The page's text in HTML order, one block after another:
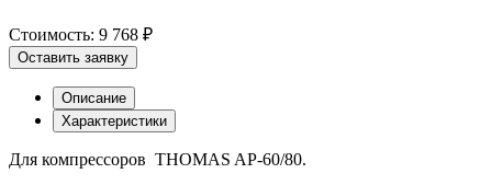
Стоимость: 9 768 ₽
Оставить заявку
Описание
Характеристики
Для компрессоров THOMAS AP-60/80.